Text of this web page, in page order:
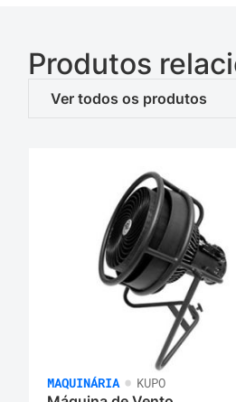
Produtos
Ver todos os produtos
MAQUINÁRIA• KUPO